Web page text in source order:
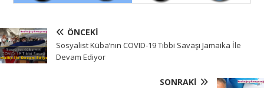
ÖNCEKI
Sosyalist Küba’nın COVID-19 Tıbbi Savaşı Jamaika İle
Devam Ediyor
SONRAKI